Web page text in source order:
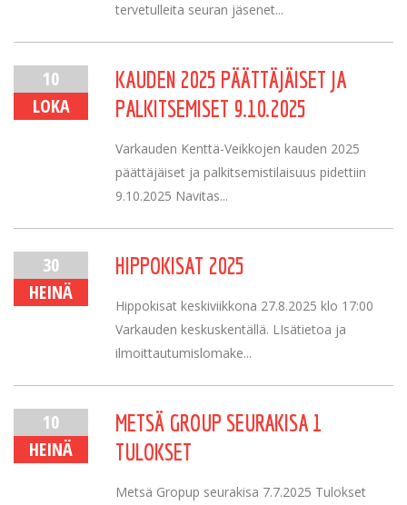
tervetulleita seuran jäsenet...
10
LOKA
KAUDEN 2025 PÄÄTTÄJÄISET JA
PALKITSEMISET 9.10.2025
Varkauden Kenttä-Veikkojen kauden 2025
päättäjäiset ja palkitsemistilaisuus pidettiin
9.10.2025 Navitas...
30
HEINÄ
HIPPOKISAT 2025
Hippokisat keskiviikkona 27.8.2025 klo 17:00
Varkauden keskuskentällä. LIsätietoa ja
ilmoittautumislomake...
10
HEINÄ
METSÄ GROUP SEURAKISA 1
TULOKSET
Metsä Gropup seurakisa 7.7.2025 Tulokset